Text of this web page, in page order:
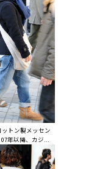
トン製メッセン
年以降、カジ...